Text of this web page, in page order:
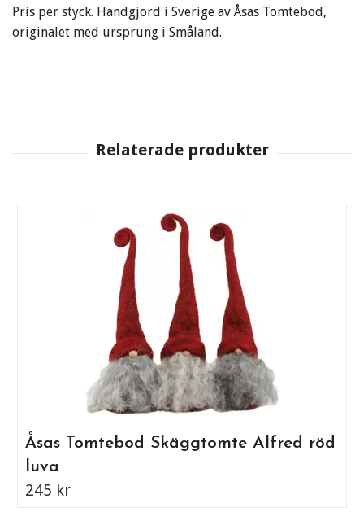
Pris per styck. Handgjord i Sverige av Åsas Tomtebod,
originalet med ursprung i Småland.
Åsas Tomtebod Skäggtomte Alfred röd
luva
245 kr